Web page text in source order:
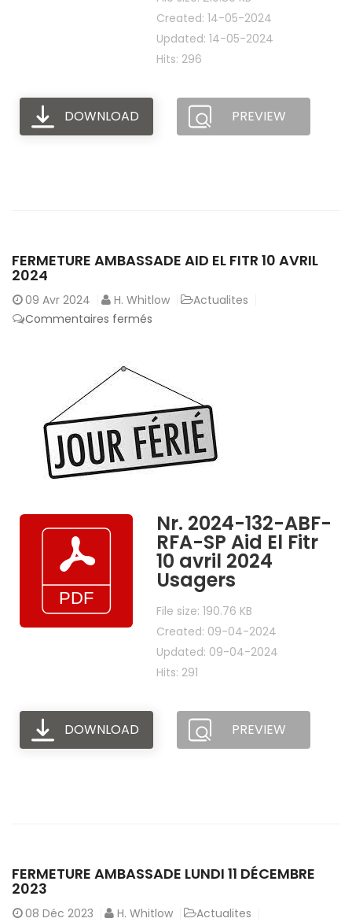
Created: 14-05-2024
Updated: 14-05-2024
Hits: 296
DOWNLOAD PREVIEW
FERMETURE AMBASSADE AID EL FITR 10 AVRIL
2024
09 Avr 2024 H. Whitlow
Actualites
Commentaires fermés
Fitr
10
avril
2024
Nr. 2024-132-ABF-
RFA-SP Aid El Fitr
10 avril 2024
Usagers
File size: 190.76 KB
Created: 09-04-2024
Updated: 09-04-2024
Hits: 291
DOWNLOAD PREVIEW
FERMETURE AMBASSADE LUNDI 11 DÉCEMBRE
2023
08 Déc 2023 H. Whitlow
Actualites